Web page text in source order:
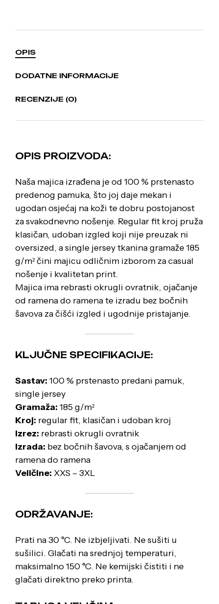
OPIS
DODATNE INFORMACIJE
RECENZIJE (0)
OPIS PROIZVODA:
Naša majica izrađena je od 100 % prstenasto
predenog pamuka, što joj daje mekan i
ugodan osjećaj na koži te dobru postojanost
za svakodnevno nošenje. Regular fit kroj pruža
klasičan, udoban izgled koji nije preuzak ni
oversized, a single jersey tkanina gramaže 185
g/m² čini majicu odličnim izborom za casual
nošenje i kvalitetan print.
Majica ima rebrasti okrugli ovratnik, ojačanje
od ramena do ramena te izradu bez bočnih
šavova za čišći izgled i ugodnije pristajanje.
KLJUČNE SPECIFIKACIJE:
Sastav: 100 % prstenasto predani pamuk,
single jersey
Gramaža: 185 g/m²
Kroj: regular fit, klasičan i udoban kroj
Izrez: rebrasti okrugli ovratnik
Izrada: bez bočnih šavova, s ojačanjem od
ramena do ramena
Veličine: XXS – 3XL
ODRŽAVANJE:
Prati na 30 °C. Ne izbjeljivati. Ne sušiti u
sušilici. Glačati na srednjoj temperaturi,
maksimalno 150 °C. Ne kemijski čistiti i ne
glačati direktno preko printa.